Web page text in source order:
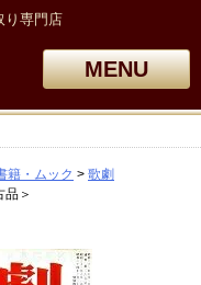
り専門店
MENU
籍・ムック
歌劇
＞